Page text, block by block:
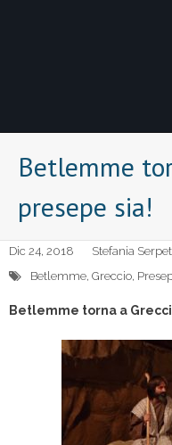
Betlemme
presepe sia!
Dic 24, 2018 Stefania
Betlemme, Greccio,
Betlemme torna a